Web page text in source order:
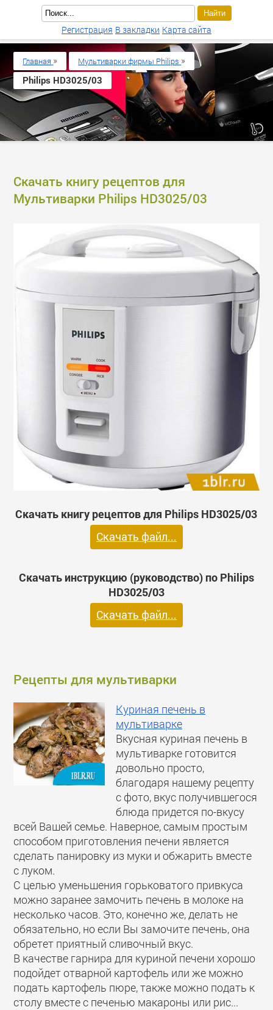
Скачать книгу рецептов для
Мультиварки Philips HD3025/03
Скачать книгу рецептов для Philips HD3025/03
Скачать файл...
Скачать инструкцию (руководство) по Philips
HD3025/03
Скачать файл...
Рецепты для мультиварки
Куриная печень в
мультиварке
Вкусная куриная печень в
мультиварке готовится
довольно просто,
благодаря нашему рецепту
с фото, вкус получившегося
блюда придется по-вкусу
всей Вашей семье. Наверное, самым простым
способом приготовления печени является
сделать панировку из муки и обжарить вместе
с луком.
С целью уменьшения горьковатого привкуса
можно заранее замочить печень в молоке на
несколько часов. Это, конечно же, делать не
обязательно, но если Вы замочите печень, она
обретет приятный сливочный вкус.
В качестве гарнира для куриной печени хорошо
подойдет отварной картофель или же можно
подать картофель пюре, также можно подать к
столу вместе с печенью макароны или рис...
Главная » Мультиварки фирмы Philips »
Philips HD3025/03
Регистрация В закладки Карта сайта